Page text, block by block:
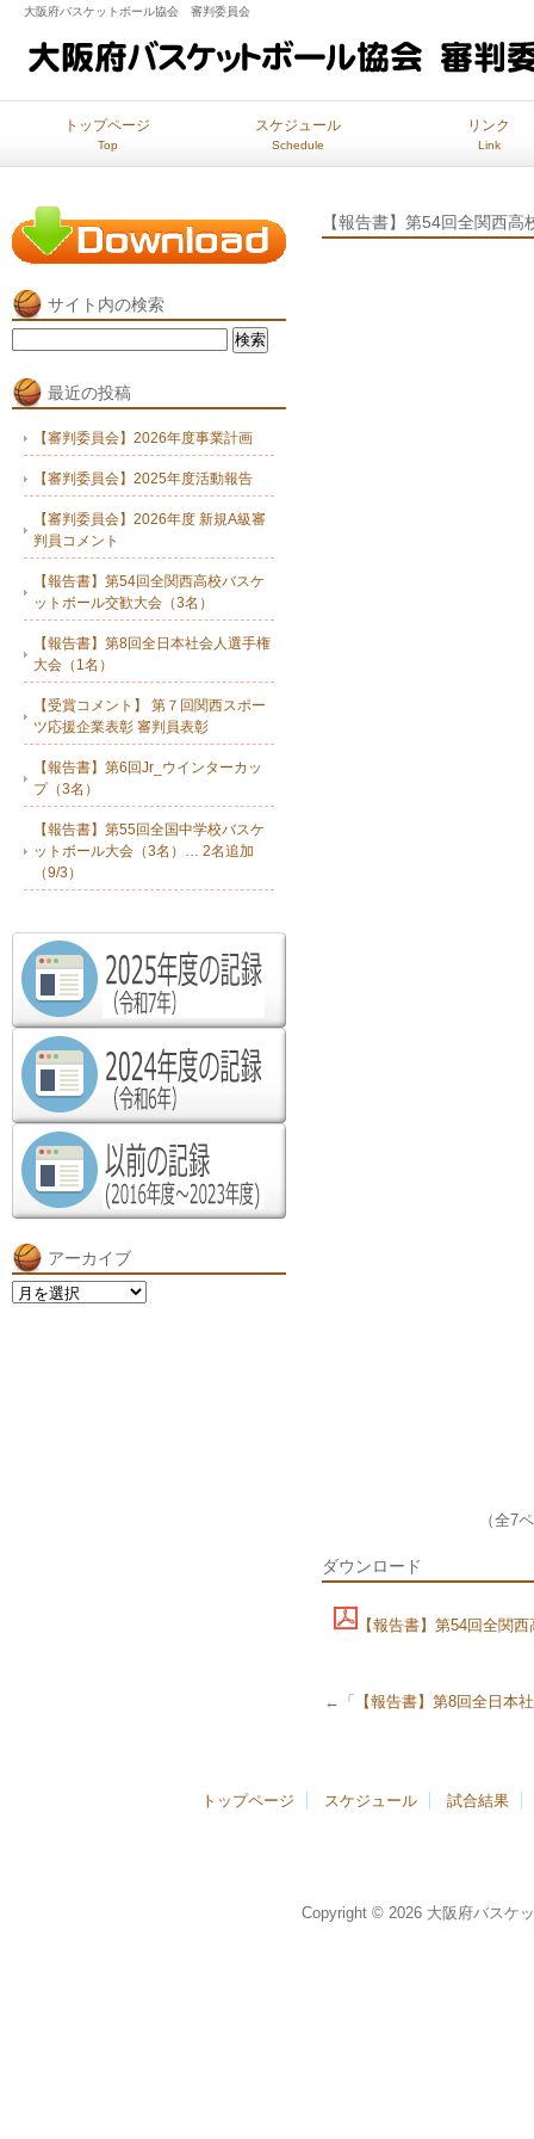
大阪府バスケットボール協会 審判委員会
トップページ
Top
スケジュール
Schedule
リンク
Link
【報告書】第54回全関西
（全7
ダウンロード
【報告書】第54回全関
←「 【報告書】第8回全日本
サイト内の検索
最近の投稿
【審判委員会】2026年度事業計画
【審判委員会】2025年度活動報告
【審判委員会】2026年度 新規A級審
判員コメント
【報告書】第54回全関西高校バスケ
ットボール交歓大会（3名）
【報告書】第8回全日本社会人選手権
大会（1名）
【受賞コメント】 第７回関西スポー
ツ応援企業表彰 審判員表彰
【報告書】第6回Jr_ウインターカッ
プ（3名）
【報告書】第55回全国中学校バスケ
ットボール大会（3名）… 2名追加
（9/3）
アーカイブ
ア
トップページ スケジュール 試合結果
Copyright © 2026 大阪府バスケ